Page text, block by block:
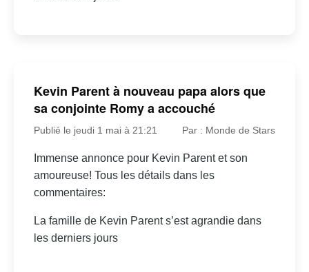
Kevin Parent à nouveau papa alors que
sa conjointe Romy a accouché
Publié le jeudi 1 mai à 21:21 Par : Monde de Stars
Immense annonce pour Kevin Parent et son
amoureuse! Tous les détails dans les
commentaires:
La famille de Kevin Parent s’est agrandie dans
les derniers jours